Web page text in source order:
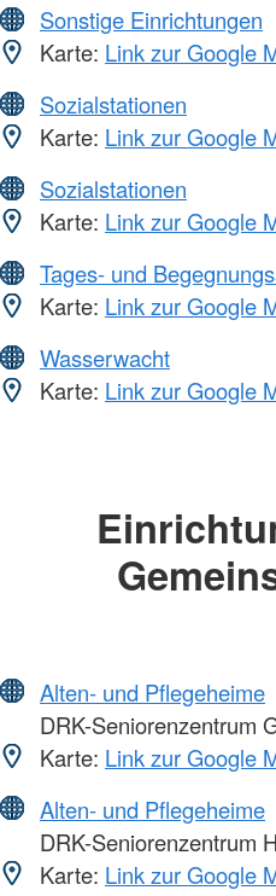
Sonstige Einrichtungen
Karte: Link zur Google
Sozialstationen
Karte: Link zur Google
Sozialstationen
Karte: Link zur Google
Tages- und
Karte: Link zur Google
Wasserwacht
Karte: Link zur Google
Alten- und Pflegeheime
DRK-Seniorenzentrum
Karte: Link zur Google
Alten- und Pflegeheime
DRK-Seniorenzentrum
Karte: Link zur Google